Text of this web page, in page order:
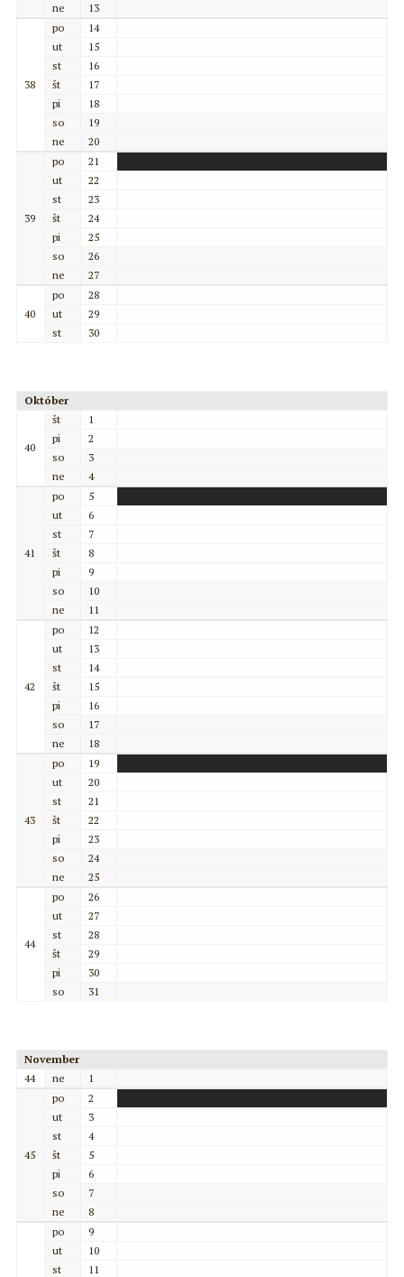
ne
13
38
po
14
ut
15
st
16
št
17
pi
18
so
19
ne
20
39
po
21
ut
22
st
23
št
24
pi
25
so
26
ne
27
40
po
28
ut
29
st
30
Október
40
št
1
pi
2
so
3
ne
4
41
po
5
ut
6
st
7
št
8
pi
9
so
10
ne
11
42
po
12
ut
13
st
14
št
15
pi
16
so
17
ne
18
43
po
19
ut
20
st
21
št
22
pi
23
so
24
ne
25
44
po
26
ut
27
st
28
št
29
pi
30
so
31
November
44
ne 1
45
po
2
ut
3
st
4
št
5
pi
6
so
7
ne
8
po
9
ut
10
st
11